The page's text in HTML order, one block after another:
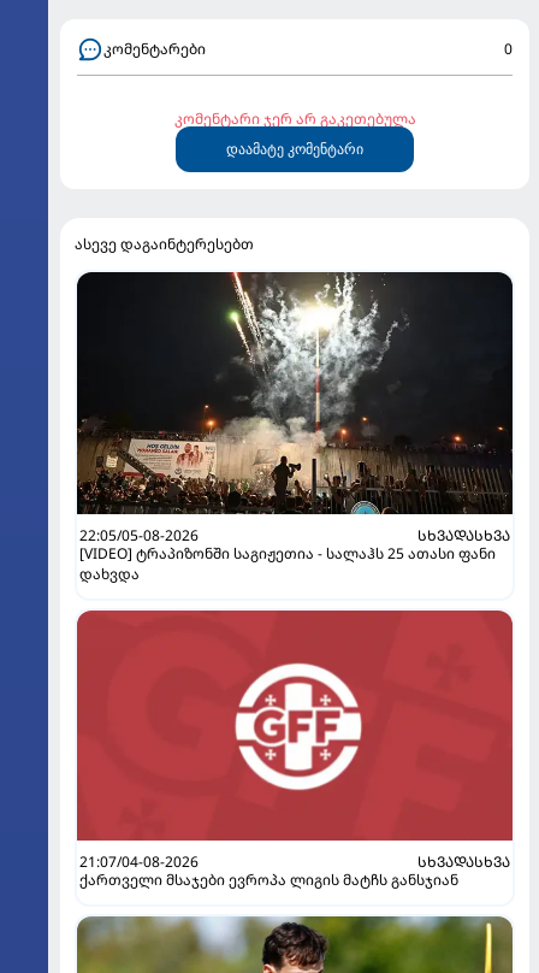
კომენტარები 0
კომენტარი ჯერ არ გაკეთებულა
დაამატე კომენტარი
ასევე დაგაინტერესებთ
22:05/05-08-2026
ᲡᲮᲕᲐᲓᲐᲡᲮᲕᲐ
[VIDEO] ტრაპიზონში საგიჟეთია - სალაჰს 25 ათასი ფანი
დახვდა
21:07/04-08-2026
ᲡᲮᲕᲐᲓᲐᲡᲮᲕᲐ
ქართველი მსაჯები ევროპა ლიგის მატჩს განსჯიან